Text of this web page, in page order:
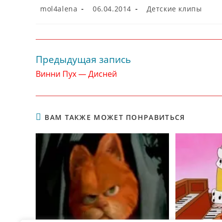
Автор
mol4alena
Запись
06.04.2014
Рубрика
записи:
Детские клипы
Читать
далее
статьи
Предыдущая запись
Винни Пух — Дисней
ВАМ ТАКЖЕ МОЖЕТ ПОНРАВИТЬСЯ